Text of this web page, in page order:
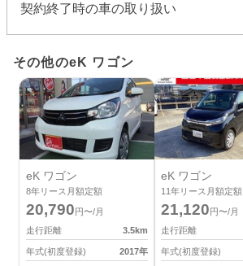
契約終了時の車の取り扱い
その他のeK ワゴン
eK ワゴン
8年リース月額定額
20,790円〜/月
走行距離
3.5km
年式(初度登録) 2017年
eK ワゴン
11年リース月額定額
21,120円〜/月
走行距離
年式(初度登録)